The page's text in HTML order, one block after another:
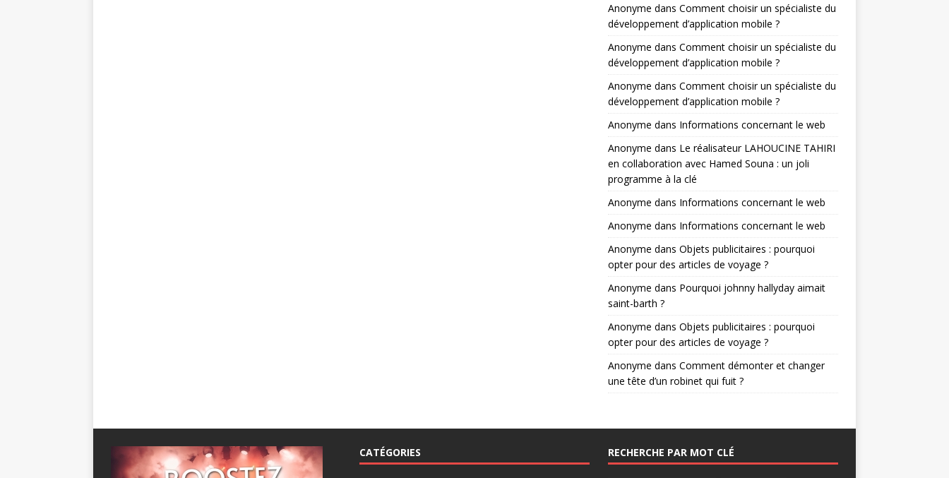
Anonyme dans Comment choisir un spécialiste du
développement d’application mobile ?
Anonyme dans Comment choisir un spécialiste du
développement d’application mobile ?
Anonyme dans Comment choisir un spécialiste du
développement d’application mobile ?
Anonyme dans Informations concernant le web
Anonyme dans Le réalisateur LAHOUCINE TAHIRI
en collaboration avec Hamed Souna : un joli
programme à la clé
Anonyme dans Informations concernant le web
Anonyme dans Informations concernant le web
Anonyme dans Objets publicitaires : pourquoi
opter pour des articles de voyage ?
Anonyme dans Pourquoi johnny hallyday aimait
saint-barth ?
Anonyme dans Objets publicitaires : pourquoi
opter pour des articles de voyage ?
Anonyme dans Comment démonter et changer
une tête d’un robinet qui fuit ?
CATÉGORIES RECHERCHE PAR MOT CLÉ